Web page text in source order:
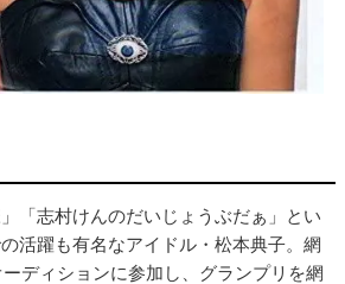
」「志村けんのだいじょうぶだぁ」とい
活躍も有名なアイドル・松本典子。網
ディションに参加し、グランプリを網